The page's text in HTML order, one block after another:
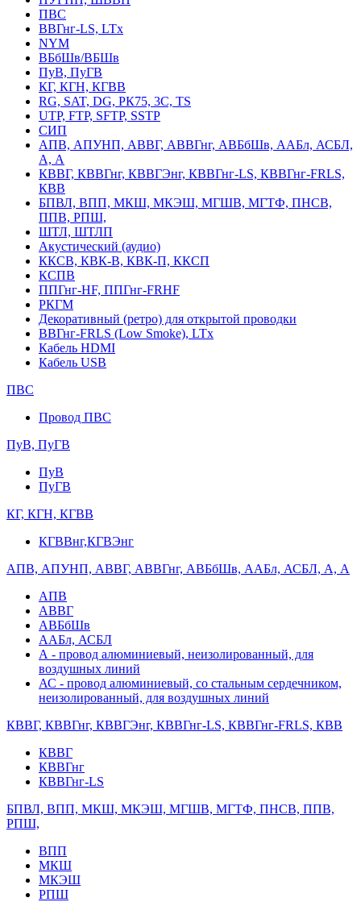
ПВС
ВВГнг-LS, LTx
NYM
ВБбШв/ВБШв
ПуВ, ПуГВ
КГ, КГН, КГВВ
RG, SAT, DG, РК75, 3С, TS
UTP, FTP, SFTP, SSTP
СИП
АПВ, АПУНП, АВВГ, АВВГнг, АВБбШв, ААБл, АСБЛ,
А, А
КВВГ, КВВГнг, КВВГЭнг, КВВГнг-LS, КВВГнг-FRLS,
КВВ
БПВЛ, ВПП, МКШ, МКЭШ, МГШВ, МГТФ, ПНСВ,
ППВ, РПШ,
ШТЛ, ШТЛП
Акустический (аудио)
ККСВ, КВК-В, КВК-П, ККСП
КСПВ
ППГнг-HF, ППГнг-FRHF
РКГМ
Декоративный (ретро) для открытой проводки
ВВГнг-FRLS (Low Smoke), LTx
Кабель HDMI
Кабель USB
ПВС
Провод ПВС
ПуВ, ПуГВ
ПуВ
ПуГВ
КГ, КГН, КГВВ
КГВВнг,КГВЭнг
АПВ, АПУНП, АВВГ, АВВГнг, АВБбШв, ААБл, АСБЛ, А, А
АПВ
АВВГ
АВБбШв
ААБл, АСБЛ
А - провод алюминиевый, неизолированный, для
воздушных линий
АС - провод алюминиевый, со стальным сердечником,
неизолированный, для воздушных линий
КВВГ, КВВГнг, КВВГЭнг, КВВГнг-LS, КВВГнг-FRLS, КВВ
КВВГ
КВВГнг
КВВГнг-LS
БПВЛ, ВПП, МКШ, МКЭШ, МГШВ, МГТФ, ПНСВ, ППВ,
РПШ,
ВПП
МКШ
МКЭШ
РПШ